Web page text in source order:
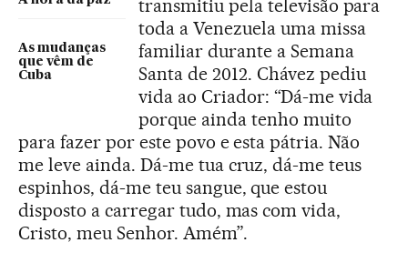
As mudanças
que vêm de
Cuba
transmitiu pela televisão para
toda a Venezuela uma missa
familiar durante a Semana
Santa de 2012. Chávez pediu
vida ao Criador: “Dá-me vida
porque ainda tenho muito
para fazer por este povo e esta pátria. Não
me leve ainda. Dá-me tua cruz, dá-me teus
espinhos, dá-me teu sangue, que estou
disposto a carregar tudo, mas com vida,
Cristo, meu Senhor. Amém”.